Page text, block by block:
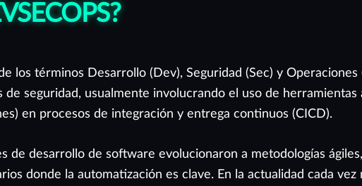
los términos Desarrollo (Dev), Seguridad (Sec) y
de seguridad, usualmente involucrando el uso de
en procesos de integración y entrega continuos (CICD).
de desarrollo de software evolucionaron a metodologías
donde la automatización es clave. En la actualidad cada